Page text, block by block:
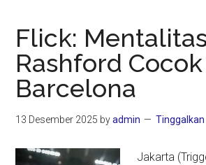
Flick:
Rashford
Barcelona
13 Desember 2025 byadmin
Jakarta